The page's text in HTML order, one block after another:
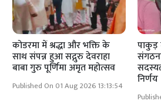
कोडरमा में श्रद्धा और भक्ति के
साथ संपन्न हुआ सद्गुरु देवराहा
बाबा गुरु पूर्णिमा अमृत महोत्सव
Published On 01 Aug 2026 13:13:54 निर्णय